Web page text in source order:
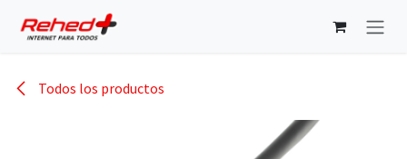
Todos los productos